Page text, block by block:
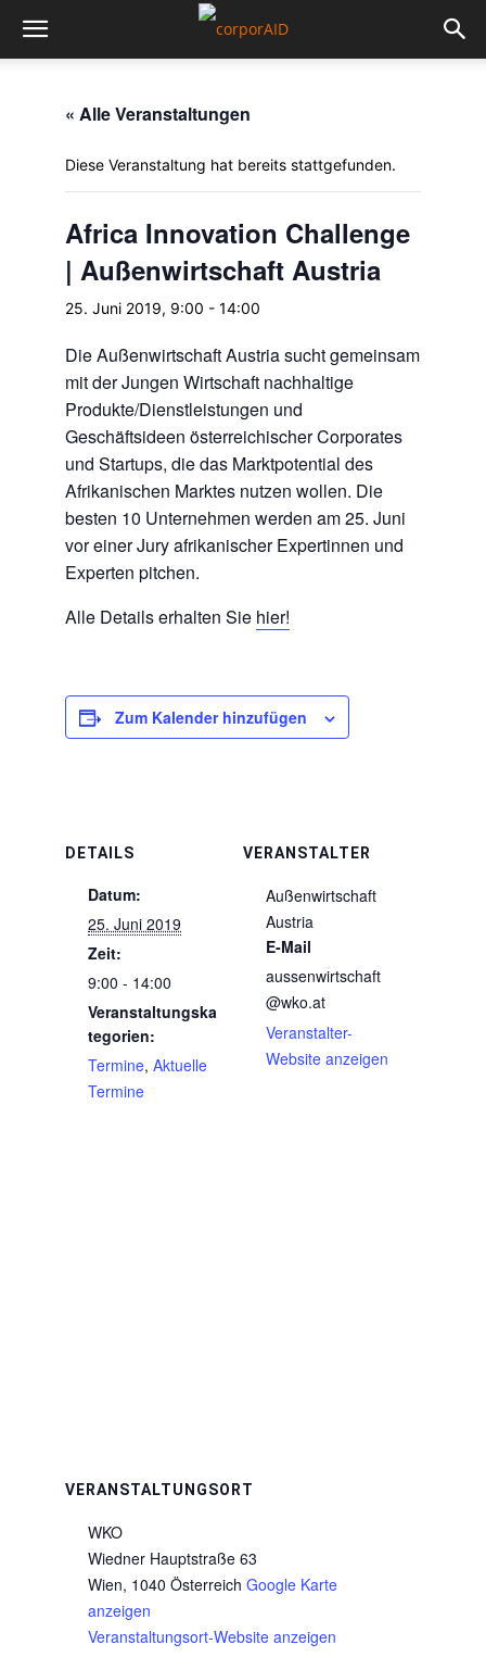
« Alle Veranstaltungen
Diese Veranstaltung hat bereits stattgefunden.
Africa Innovation Challenge
| Außenwirtschaft Austria
25. Juni 2019, 9:00 - 14:00
Die Außenwirtschaft Austria sucht gemeinsam
mit der Jungen Wirtschaft nachhaltige
Produkte/Dienstleistungen und
Geschäftsideen österreichischer Corporates
und Startups, die das Marktpotential des
Afrikanischen Marktes nutzen wollen. Die
besten 10 Unternehmen werden am 25. Juni
vor einer Jury afrikanischer Expertinnen und
Experten pitchen.
Alle Details erhalten Sie hier!
Zum Kalender hinzufügen
DETAILS
Datum:
25. Juni 2019
Zeit:
9:00 - 14:00
Veranstaltungska
tegorien:
Termine, Aktuelle
Termine
VERANSTALTER
Außenwirtschaft
Austria
E-Mail
aussenwirtschaft
@wko.at
Veranstalter-
Website anzeigen
VERANSTALTUNGSORT
WKO
Wiedner Hauptstraße 63
Wien, 1040 Österreich Google Karte
anzeigen
Veranstaltungsort-Website anzeigen